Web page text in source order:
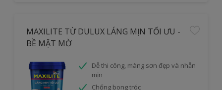
MAXILITE TỪ DULUX LÁNG MỊN TỐI ƯU -
BỀ MẶT MỜ
Dễ thi công, màng sơn đẹp và nhẵn
mịn
Chống bong tróc